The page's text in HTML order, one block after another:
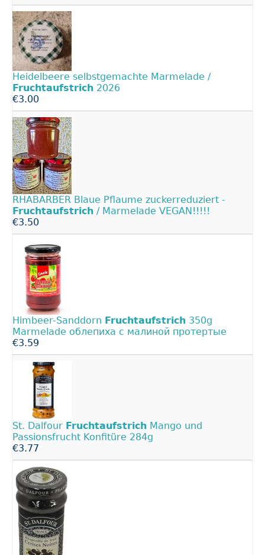
Heidelbeere selbstgemachte Marmelade /
Fruchtaufstrich 2026
€3.00
RHABARBER Blaue Pflaume zuckerreduziert -
Fruchtaufstrich / Marmelade VEGAN!!!!!
€3.50
Himbeer-Sanddorn Fruchtaufstrich 350g
Marmelade облепиха с малиной протертые
€3.59
St. Dalfour Fruchtaufstrich Mango und
Passionsfrucht Konfitüre 284g
€3.77